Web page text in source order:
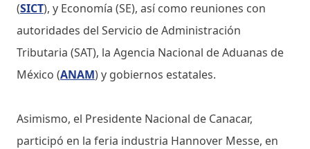
(SICT), y Economía (SE), así como reuniones con
autoridades del Servicio de Administración
Tributaria (SAT), la Agencia Nacional de Aduanas de
México (ANAM) y gobiernos estatales.
Asimismo, el Presidente Nacional de Canacar,
participó en la feria industria Hannover Messe, en